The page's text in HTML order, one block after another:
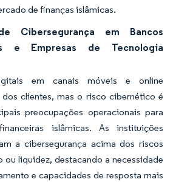
de finanças islâmicas.
Cibersegurança em Bancos
e Empresas de Tecnologia
em canais móveis e online
clientes, mas o risco cibernético é
preocupações operacionais para
islâmicas. As instituições
a cibersegurança acima dos riscos
liquidez, destacando a necessidade
e capacidades de resposta mais